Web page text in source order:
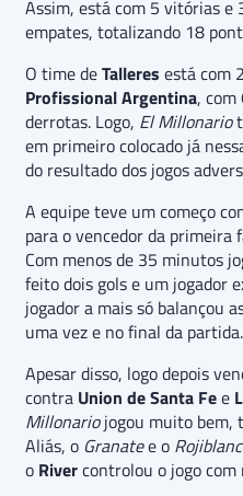
Assim, está com 5 vitórias e
empates, totalizando 18
O time deTalleres está com
Profissional Argentina, com
derrotas. Logo, El Millonario
em primeiro colocado já
do resultado dos jogos
A equipe teve um começo
para o vencedor da primeira
Com menos de 35 minutos
feito dois gols e um jogador
jogador a mais só balançou
uma vez e no final da partida.
Apesar disso, logo depois
contra Union de Santa Fee
Millonariojogou muito bem,
Aliás, o Granatee o
o Rivercontrolou o jogo